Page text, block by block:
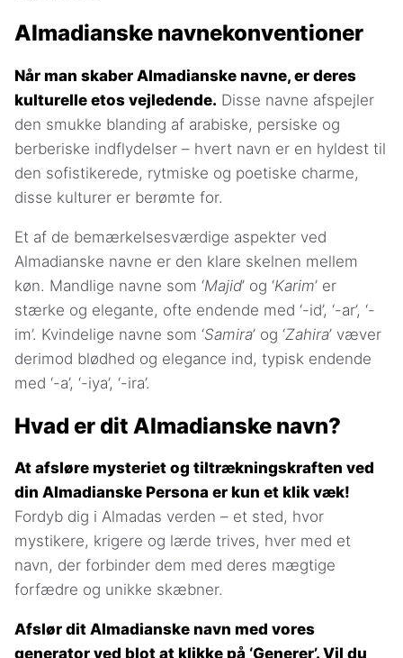
Almadianske navnekonventioner
Når man skaber Almadianske navne, er deres
kulturelle etos vejledende. Disse navne afspejler
den smukke blanding af arabiske, persiske og
berberiske indflydelser – hvert navn er en hyldest til
den sofistikerede, rytmiske og poetiske charme,
disse kulturer er berømte for.
Et af de bemærkelsesværdige aspekter ved
Almadianske navne er den klare skelnen mellem
køn. Mandlige navne som ‘Majid’ og ‘Karim’ er
stærke og elegante, ofte endende med ‘-id’, ‘-ar’, ‘-
im’. Kvindelige navne som ‘Samira’ og ‘Zahira’ væver
derimod blødhed og elegance ind, typisk endende
med ‘-a’, ‘-iya’, ‘-ira’.
Hvad er dit Almadianske navn?
At afsløre mysteriet og tiltrækningskraften ved
din Almadianske Persona er kun et klik væk!
Fordyb dig i Almadas verden – et sted, hvor
mystikere, krigere og lærde trives, hver med et
navn, der forbinder dem med deres mægtige
forfædre og unikke skæbner.
Afslør dit Almadianske navn med vores
generator ved blot at klikke på ‘Generer’. Vil du